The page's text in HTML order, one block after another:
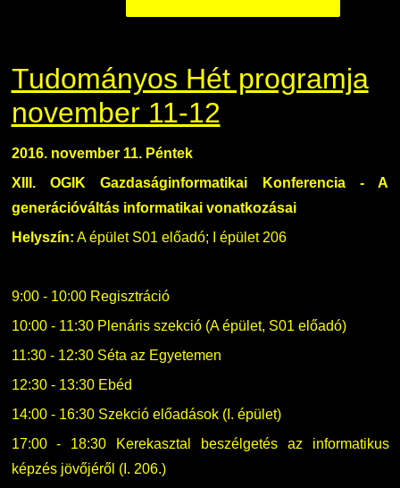
Tudományos Hét programja
november 11-12
2016. november 11. Péntek
XIII. OGIK Gazdaságinformatikai Konferencia - A
generációváltás informatikai vonatkozásai
Helyszín: A épület S01 előadó; I épület 206
9:00 - 10:00 Regisztráció
10:00 - 11:30 Plenáris szekció (A épület, S01 előadó)
11:30 - 12:30 Séta az Egyetemen
12:30 - 13:30 Ebéd
14:00 - 16:30 Szekció előadások (I. épület)
17:00 - 18:30 Kerekasztal beszélgetés az informatikus
képzés jövőjéről (I. 206.)